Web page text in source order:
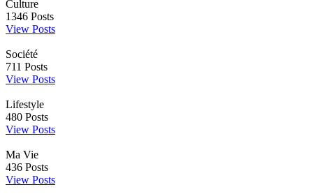
Culture
1346 Posts
View Posts
Société
711 Posts
View Posts
Lifestyle
480 Posts
View Posts
Ma Vie
436 Posts
View Posts